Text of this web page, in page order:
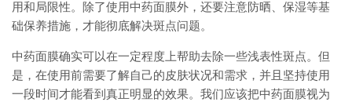
用和局限性。除了使用中药面膜外，还要注意防晒、保湿等基
础保养措施，才能彻底解决斑点问题。
中药面膜确实可以在一定程度上帮助去除一些浅表性斑点。但
是，在使用前需要了解自己的皮肤状况和需求，并且坚持使用
一段时间才能看到真正明显的效果。我们应该把中药面膜视为